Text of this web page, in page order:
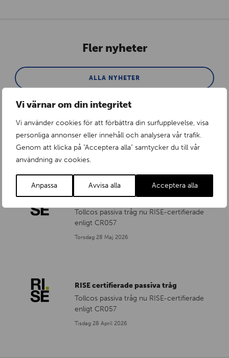
Vi värnar om din integritet
Vi använder cookies för att förbättra din surfupplevelse, visa
personliga annonser eller innehåll och analysera vår trafik.
Genom att klicka på "Acceptera alla" samtycker du till vår
användning av cookies.
Anpassa Avvisa alla Acceptera alla
Fler nyheter
ALLA NYHETER
En påminnelse från RISE
...
Fredag 3 Juli 2026
RISE certifierade insatser
Tollcos passiva tråg nu RISE-certifierade
enligt CR057
Torsdag 28 Maj 2026
RISE certifierade passiva tråg
Tollcos passiva tråg nu RISE-certifierade
enligt CR057
Tisdag 28 April 2026